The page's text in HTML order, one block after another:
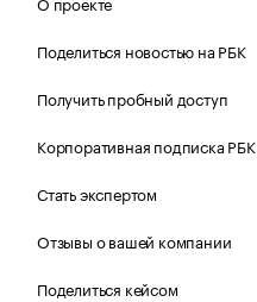
Поделиться новостью на РБК
Получить пробный доступ
Корпоративная подписка РБК
Стать экспертом
Отзывы о вашей компании
Поделиться кейсом